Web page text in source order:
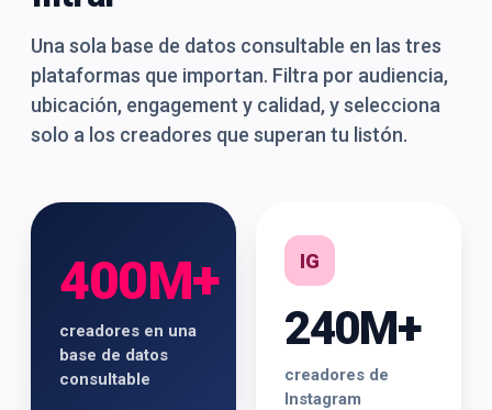
Una sola base de datos consultable en las tres
plataformas que importan. Filtra por audiencia,
ubicación, engagement y calidad, y selecciona
solo a los creadores que superan tu listón.
400M+
creadores en una
base de datos
consultable
IG
240M+
creadores de
Instagram